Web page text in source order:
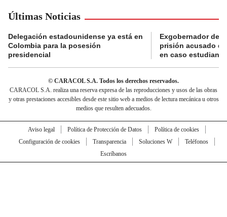
Últimas Noticias
Delegación estadounidense ya está en
Colombia para la posesión
presidencial
Exgobernador de
prisión acusado
en caso
© CARACOL S.A. Todos los derechos reservados.
CARACOL S.A. realiza una reserva expresa de las reproducciones y usos de las obras
y otras prestaciones accesibles desde este sitio web a medios de lectura mecánica u otros
medios que resulten adecuados.
Aviso legal Política de Protección de Datos
Política de cookies
Configuración de cookies
Transparencia Soluciones W
Teléfonos
Escríbanos